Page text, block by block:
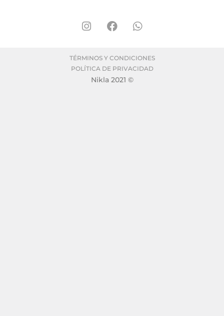
TÉRMINOS Y CONDICIONES
POLÍTICA DE PRIVACIDAD
Nikla 2021 ©